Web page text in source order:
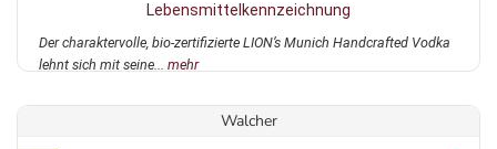
Lebensmittelkennzeichnung
Der charaktervolle, bio-zertifizierte LION’s Munich Handcrafted Vodka
lehnt sich mit seine... mehr
Walcher